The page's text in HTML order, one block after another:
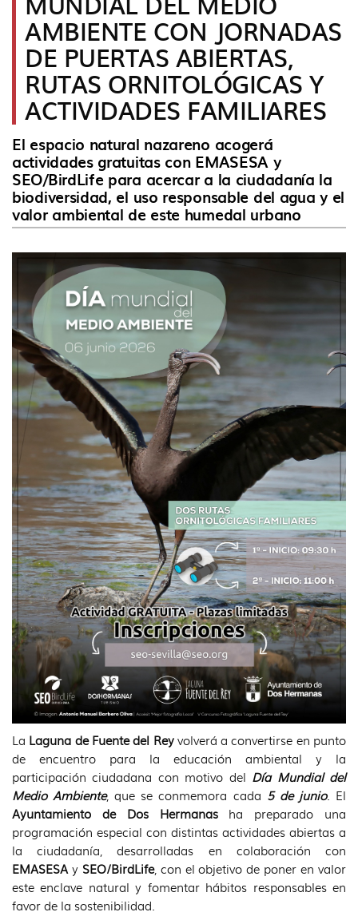
idioma
AMBIENTE CON JORNADAS
DE PUERTAS ABIERTAS,
RUTAS ORNITOLÓGICAS Y
ACTIVIDADES FAMILIARES
El espacio natural nazareno acogerá
actividades gratuitas con EMASESA y
SEO/BirdLife para acercar a la ciudadanía la
biodiversidad, el uso responsable del agua y el
valor ambiental de este humedal urbano
La Laguna de Fuente del Reyvolverá a convertirse en punto
de encuentro para la educación ambiental y la
participación ciudadana con motivo del Día Mundial del
Medio Ambiente, que se conmemora cada 5 de junio. El
Ayuntamiento de Dos Hermanasha preparado una
programación especial con distintas actividades abiertas a
la ciudadanía, desarrolladas en colaboración con
EMASESAy SEO/BirdLife, con el objetivo de poner en valor
este enclave natural y fomentar hábitos responsables en
favor de la sostenibilidad.